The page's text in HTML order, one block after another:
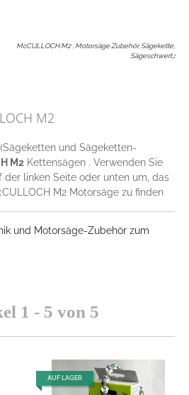
McCULLOCH M2 , Motorsäge Zubehör, Sägekette,
Sägeschwert,:
M2
und Sägeketten-
M2 Kettensägen . Verwenden Sie
linken Seite oder unten um, das
M2 Motorsäge zu finden
und Motorsäge-Zubehör zum
1 - 5 von 5
AUF LAGER